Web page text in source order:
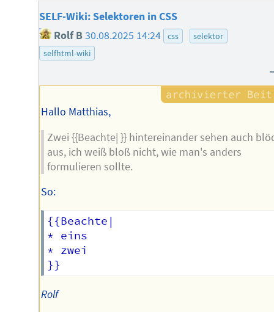
SELF-Wiki: Selektoren in CSS
Rolf B30.08.2025 14:24 css
selektor
selfhtml-wiki
Hallo Matthias,
Zwei {{Beachte| }} hintereinander sehen auch
aus, ich weiß bloß nicht, wie man's anders
formulieren sollte.
So:
{{Beachte|
* eins
* zwei
Rolf